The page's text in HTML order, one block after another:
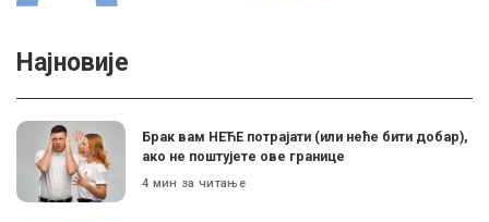
Најновије
Брак вам НЕЋЕ потрајати (или неће бити добар),
ако не поштујете ове границе
4 мин за читање